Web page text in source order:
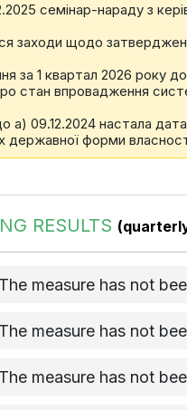
семінар-нараду з
заходи щодо
за 1 квартал 2026 року
стан впровадження
а) 09.12.2024 настала
державної форми
RESULTS
The measure has not
The measure has not
The measure has not